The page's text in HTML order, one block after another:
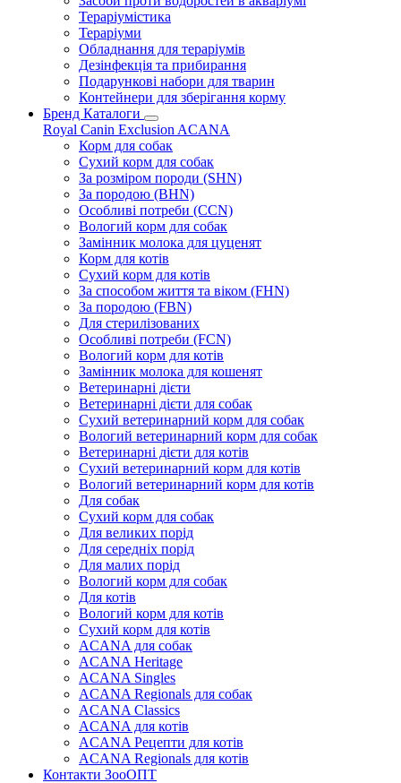
Тераріумістика
Тераріуми
Обладнання для тераріумів
Дезінфекція та прибирання
Подарункові набори для тварин
Контейнери для зберігання корму
Бренд Каталоги
Royal Canin Exclusion ACANA
Корм для собак
Сухий корм для собак
За розміром породи (SHN)
За породою (BHN)
Особливі потреби (CCN)
Вологий корм для собак
Замінник молока для цуценят
Корм для котів
Сухий корм для котів
За способом життя та віком (FHN)
За породою (FBN)
Для стерилізованих
Особливі потреби (FCN)
Вологий корм для котів
Замінник молока для кошенят
Ветеринарні дієти
Ветеринарні дієти для собак
Сухий ветеринарний корм для собак
Вологий ветеринарний корм для собак
Ветеринарні дієти для котів
Сухий ветеринарний корм для котів
Вологий ветеринарний корм для котів
Для собак
Сухий корм для собак
Для великих порід
Для середніх порід
Для малих порід
Вологий корм для собак
Для котів
Вологий корм для котів
Сухий корм для котів
ACANA для собак
ACANA Heritage
ACANA Singles
ACANA Regionals для собак
ACANA Classics
ACANA для котів
ACANA Рецепти для котів
ACANA Regionals для котів
Контакти ЗооОПТ